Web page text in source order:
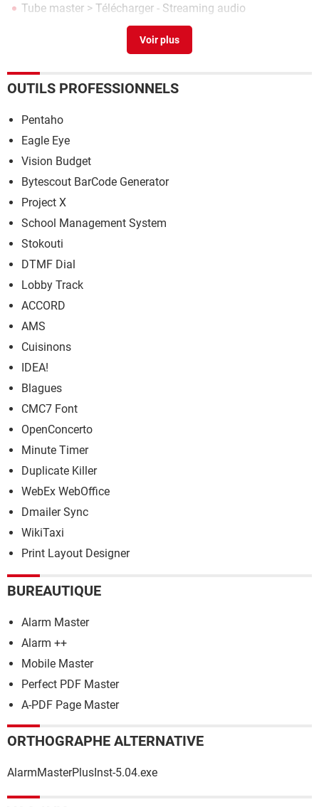
Tube master > Télécharger - Streaming audio
> Télécharger - Organisation
OUTILS PROFESSIONNELS
Pentaho
Eagle Eye
Vision Budget
Bytescout BarCode Generator
Project X
School Management System
Stokouti
DTMF Dial
Lobby Track
ACCORD
AMS
Cuisinons
IDEA!
Blagues
CMC7 Font
OpenConcerto
Minute Timer
Duplicate Killer
WebEx WebOffice
Dmailer Sync
WikiTaxi
Print Layout Designer
BUREAUTIQUE
Alarm Master
Alarm ++
Mobile Master
Perfect PDF Master
A-PDF Page Master
ORTHOGRAPHE ALTERNATIVE
AlarmMasterPlusInst-5.04.exe